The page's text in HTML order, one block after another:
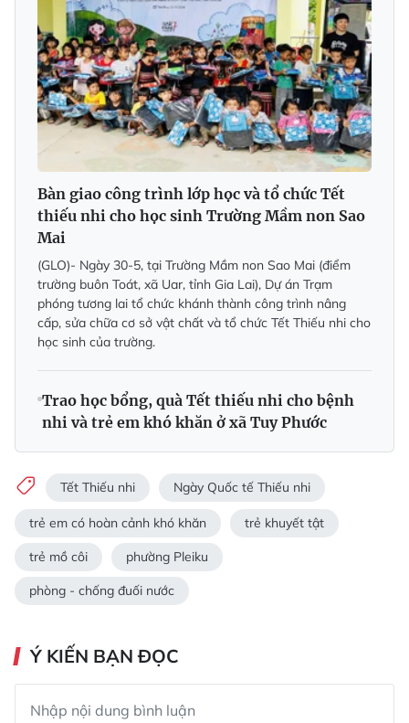
Bàn giao công trình lớp học và tổ chức Tết
thiếu nhi cho học sinh Trường Mầm non Sao
Mai
(GLO)- Ngày 30-5, tại Trường Mầm non Sao Mai (điểm
trường buôn Toát, xã Uar, tỉnh Gia Lai), Dự án Trạm
phóng tương lai tổ chức khánh thành công trình nâng
cấp, sửa chữa cơ sở vật chất và tổ chức Tết Thiếu nhi cho
học sinh của trường.
Trao học bổng, quà Tết thiếu nhi cho bệnh
nhi và trẻ em khó khăn ở xã Tuy Phước
Tết Thiếu nhi Ngày Quốc tế Thiếu nhi
trẻ em có hoàn cảnh khó khăn trẻ khuyết tật
trẻ mồ côi phường Pleiku
phòng - chống đuối nước
Ý KIẾN BẠN ĐỌC